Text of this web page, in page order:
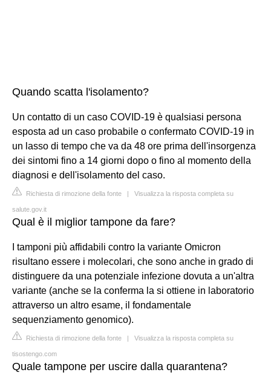
Quando scatta l'isolamento?
Un contatto di un caso COVID-19 è qualsiasi persona
esposta ad un caso probabile o confermato COVID-19 in
un lasso di tempo che va da 48 ore prima dell'insorgenza
dei sintomi fino a 14 giorni dopo o fino al momento della
diagnosi e dell'isolamento del caso.
Richiesta di rimozione della fonte | Visualizza la risposta completa su
salute.gov.it
Qual è il miglior tampone da fare?
I tamponi più affidabili contro la variante Omicron
risultano essere i molecolari, che sono anche in grado di
distinguere da una potenziale infezione dovuta a un'altra
variante (anche se la conferma la si ottiene in laboratorio
attraverso un altro esame, il fondamentale
sequenziamento genomico).
Richiesta di rimozione della fonte | Visualizza la risposta completa su
tisostengo.com
Quale tampone per uscire dalla quarantena?